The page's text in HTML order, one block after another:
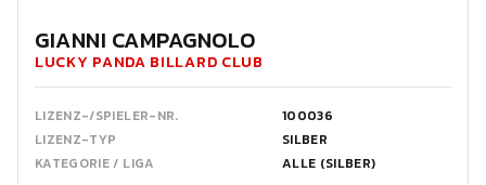
GIANNI CAMPAGNOLO
LUCKY PANDA BILLARD CLUB
LIZENZ-/SPIELER-NR.
100036
LIZENZ-TYP
SILBER
KATEGORIE / LIGA
ALLE (SILBER)